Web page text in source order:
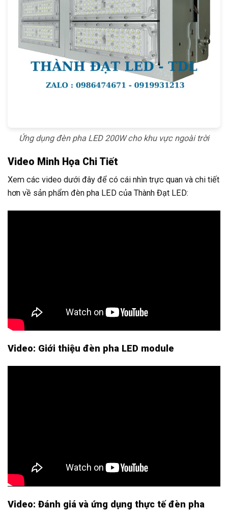
Ứng dụng đèn pha LED 200W cho khu vực ngoài trời
Video Minh Họa Chi Tiết
Xem các video dưới đây để có cái nhìn trực quan và chi tiết
hơn về sản phẩm đèn pha LED của Thành Đạt LED:
Video: Giới thiệu đèn pha LED module
Video: Đánh giá và ứng dụng thực tế đèn pha